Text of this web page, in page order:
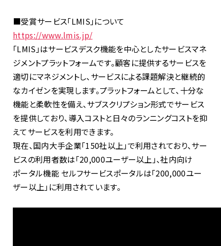
■受賞サービス「LMIS」について
https://www.lmis.jp/
「LMIS」はサービスデスク機能を中心としたサービスマネ
ジメントプラットフォームです。顧客に提供するサービスを
適切にマネジメントし、サービスによる課題解決と継続的
なカイゼンを実現します。プラットフォームとして、十分な
機能と柔軟性を備え、サブスクリプション形式でサービス
を提供しており、導入コストと日々のランニングコストを抑
えてサービスを利用できます。
現在、国内大手企業「150社以上」で利用されており、サー
ビスの利用者数は「20,000ユーザー以上」、社内向け
ポータル機能 セルフサービスポータルは「200,000ユー
ザー以上」に利用されています。